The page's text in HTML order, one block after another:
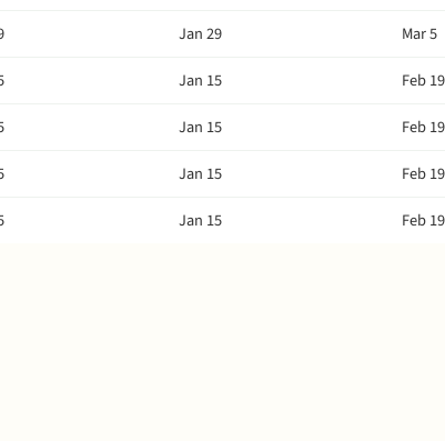
Jan 29
Mar 5
Jan 15
Feb 19
Jan 15
Feb 19
Jan 15
Feb 19
Jan 15 Feb 19